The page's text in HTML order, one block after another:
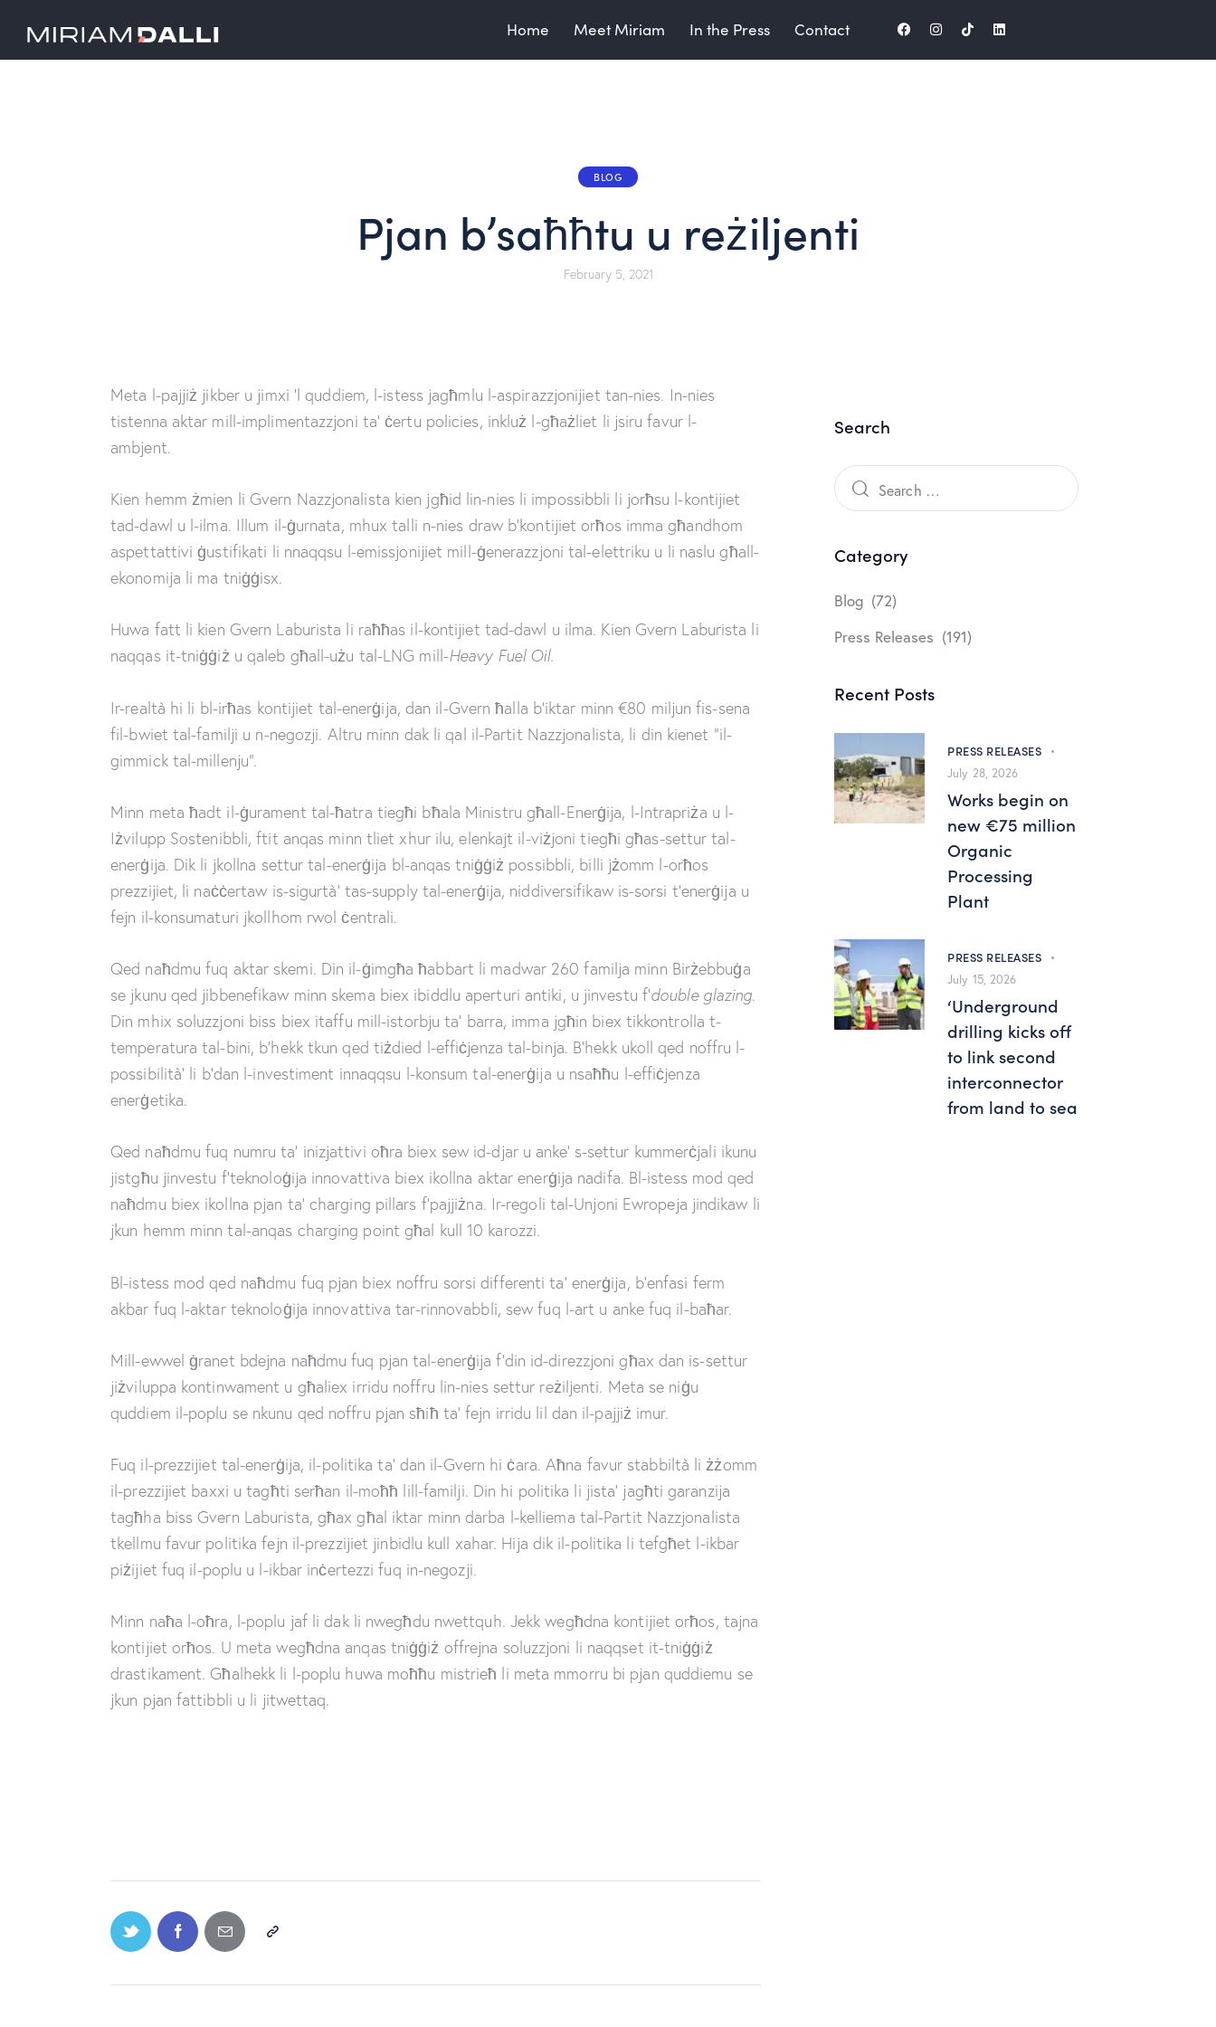
Home Meet Miriam In the Press Contact
BLOG
Pjan b’saħħtu u reżiljenti
February 5, 2021
Meta l-pajjiż jikber u jimxi ‘l quddiem, l-istess jagħmlu l-aspirazzjonijiet tan-nies. In-nies
tistenna aktar mill-implimentazzjoni ta’ ċertu policies, inkluż l-għażliet li jsiru favur l-
ambjent.
Kien hemm żmien li Gvern Nazzjonalista kien jgħid lin-nies li impossibbli li jorħsu l-kontijiet
tad-dawl u l-ilma. Illum il-ġurnata, mhux talli n-nies draw b’kontijiet orħos imma għandhom
aspettattivi ġustifikati li nnaqqsu l-emissjonijiet mill-ġenerazzjoni tal-elettriku u li naslu għall-
ekonomija li ma tniġġisx.
Huwa fatt li kien Gvern Laburista li raħħas il-kontijiet tad-dawl u ilma. Kien Gvern Laburista li
naqqas it-tniġġiż u qaleb għall-użu tal-LNG mill-Heavy Fuel Oil.
Ir-realtà hi li bl-irħas kontijiet tal-enerġija, dan il-Gvern ħalla b’iktar minn €80 miljun fis-sena
fil-bwiet tal-familji u n-negozji. Altru minn dak li qal il-Partit Nazzjonalista, li din kienet “il-
gimmick tal-millenju”.
Minn meta ħadt il-ġurament tal-ħatra tiegħi bħala Ministru għall-Enerġija, l-Intrapriża u l-
Iżvilupp Sostenibbli, ftit anqas minn tliet xhur ilu, elenkajt il-viżjoni tiegħi għas-settur tal-
enerġija. Dik li jkollna settur tal-enerġija bl-anqas tniġġiż possibbli, billi jżomm l-orħos
prezzijiet, li naċċertaw is-sigurtà’ tas-supply tal-enerġija, niddiversifikaw is-sorsi t’enerġija u
fejn il-konsumaturi jkollhom rwol ċentrali.
Qed naħdmu fuq aktar skemi. Din il-ġimgħa ħabbart li madwar 260 familja minn Birżebbuġa
se jkunu qed jibbenefikaw minn skema biex ibiddlu aperturi antiki, u jinvestu f’double glazing.
Din mhix soluzzjoni biss biex itaffu mill-istorbju ta’ barra, imma jgħin biex tikkontrolla t-
temperatura tal-bini, b’hekk tkun qed tiżdied l-effiċjenza tal-binja. B’hekk ukoll qed noffru l-
possibilità’ li b’dan l-investiment innaqqsu l-konsum tal-enerġija u nsaħħu l-effiċjenza
enerġetika.
Qed naħdmu fuq numru ta’ inizjattivi oħra biex sew id-djar u anke’ s-settur kummerċjali ikunu
jistgħu jinvestu f’teknoloġija innovattiva biex ikollna aktar enerġija nadifa. Bl-istess mod qed
naħdmu biex ikollna pjan ta’ charging pillars f’pajjiżna. Ir-regoli tal-Unjoni Ewropeja jindikaw li
jkun hemm minn tal-anqas charging point għal kull 10 karozzi.
Bl-istess mod qed naħdmu fuq pjan biex noffru sorsi differenti ta’ enerġija, b’enfasi ferm
akbar fuq l-aktar teknoloġija innovattiva tar-rinnovabbli, sew fuq l-art u anke fuq il-baħar.
Mill-ewwel ġranet bdejna naħdmu fuq pjan tal-enerġija f’din id-direzzjoni għax dan is-settur
jiżviluppa kontinwament u għaliex irridu noffru lin-nies settur reżiljenti. Meta se niġu
quddiem il-poplu se nkunu qed noffru pjan sħiħ ta’ fejn irridu lil dan il-pajjiż imur.
Fuq il-prezzijiet tal-enerġija, il-politika ta’ dan il-Gvern hi ċara. Aħna favur stabbiltà li żżomm
il-prezzijiet baxxi u tagħti serħan il-moħħ lill-familji. Din hi politika li jista’ jagħti garanzija
tagħha biss Gvern Laburista, għax għal iktar minn darba l-kelliema tal-Partit Nazzjonalista
tkellmu favur politika fejn il-prezzijiet jinbidlu kull xahar. Hija dik il-politika li tefgħet l-ikbar
piżijiet fuq il-poplu u l-ikbar inċertezzi fuq in-negozji.
Minn naħa l-oħra, l-poplu jaf li dak li nwegħdu nwettquh. Jekk wegħdna kontijiet orħos, tajna
kontijiet orħos. U meta wegħdna anqas tniġġiż offrejna soluzzjoni li naqqset it-tniġġiż
drastikament. Għalhekk li l-poplu huwa moħħu mistrieħ li meta mmorru bi pjan quddiemu se
jkun pjan fattibbli u li jitwettaq.
Search
Category
Blog (72)
Press Releases (191)
Recent Posts
PRESS RELEASES
July 28, 2026
Works begin on
new €75 million
Organic
Processing
Plant
PRESS RELEASES
July 15, 2026
‘Underground
drilling kicks off
to link second
interconnector
from land to sea